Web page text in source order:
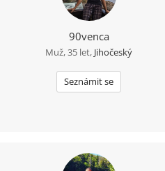
90venca
Muž, 35 let, Jihočeský
Seznámit se